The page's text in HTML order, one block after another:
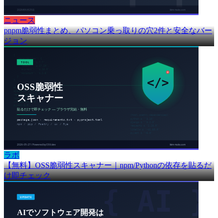
ニュース
pnpm脆弱性まとめ、パソコン乗っ取りの穴2件と安全なバー
ジョン
ラボ
【無料】OSS脆弱性スキャナー｜npm/Pythonの依存を貼るだ
け即チェック